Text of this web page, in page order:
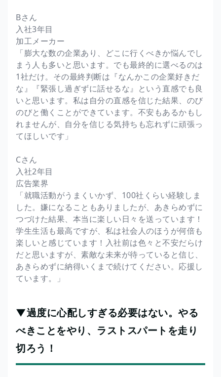
Bさん
入社3年目
加工メーカー
「膨大な数の企業あり、どこに行くべきか悩んでし
まう人も多いと思います。でも最終的に選べるのは
1社だけ。その最終判断は『なんかこの企業好きだ
な』『緊張し過ぎずに話せるな』という直感でも良
いと思います。私は自分の直感を信じた結果、のび
のびと働くことができています。不安もあるかもし
れませんが、自分を信じる気持ちも忘れずに頑張っ
てほしいです」
Cさん
入社2年目
広告業界
「就職活動がうまくいかず、100社くらい経験しま
した。嫌になることもありましたが、あきらめずに
つづけた結果、本当に楽しい日々を送っています！
学生生活も最高ですが、私は社会人のほうが何倍も
楽しいと感じています！入社前は色々と不安だらけ
だと思いますが、素敵な未来が待っていると信じ、
あきらめずに納得いくまで続けてください。応援し
ています。」
▼過度に心配しすぎる必要はない。やる
べきことをやり、ラストスパートを走り
切ろう！